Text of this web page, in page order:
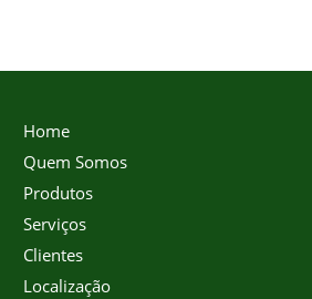
Home
Quem Somos
Produtos
Serviços
Clientes
Localização